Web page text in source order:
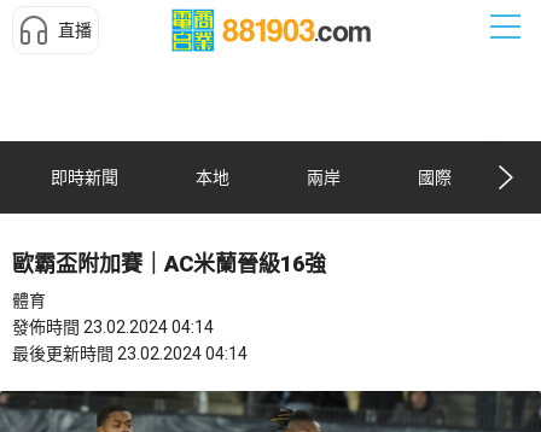
直播
即時新聞 本地 兩岸 國際
歐霸盃附加賽｜AC米蘭晉級16強
體育
發佈時間 23.02.2024 04:14
最後更新時間 23.02.2024 04:14